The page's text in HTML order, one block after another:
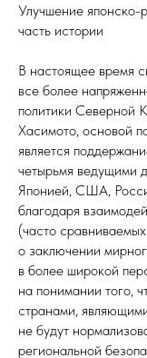
Улучшение
часть истории
В настоящее время
все более
политики Северной
Хасимото, основой
является
четырьмя ведущими
Японией, США,
благодаря
(часто
о заключении
в более широкой
на понимании того,
странами,
не будут
региональной